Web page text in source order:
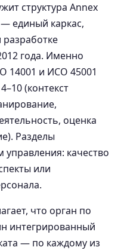
структура Annex
единый каркас,
года. Именно
14001 и ИСО 45001
(контекст
оценка
Разделы
качество
или
что орган по
интегрированный
— по каждому из